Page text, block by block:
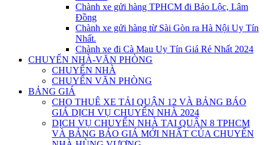
Chành xe gửi hàng TPHCM đi Bảo Lộc, Lâm
Đồng
Chành xe gửi hàng từ Sài Gòn ra Hà Nội Uy Tín
Nhất.
Chành xe đi Cà Mau Uy Tín Giá Rẻ Nhất 2024
CHUYỂN NHÀ-VĂN PHÒNG
CHUYỂN NHÀ
CHUYỂN VĂN PHÒNG
BẢNG GIÁ
CHO THUÊ XE TẢI QUẬN 12 VÀ BẢNG BÁO
GIÁ DỊCH VỤ CHUYỂN NHÀ 2024
DỊCH VỤ CHUYỂN NHÀ TẠI QUẬN 8 TPHCM
VÀ BẢNG BÁO GIÁ MỚI NHẤT CỦA CHUYỂN